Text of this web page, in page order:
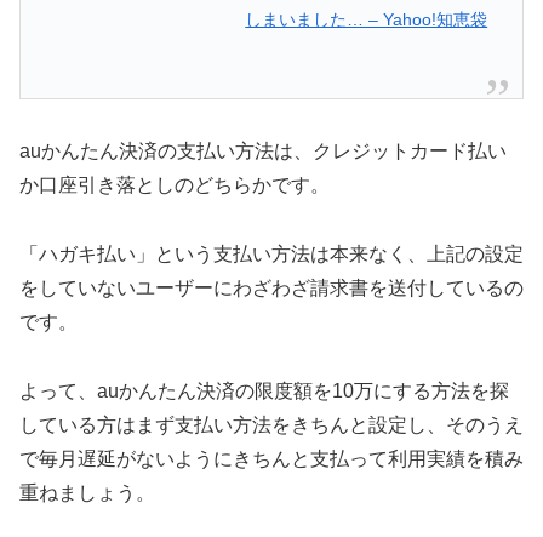
しまいました… – Yahoo!知恵袋
auかんたん決済の支払い方法は、クレジットカード払い
か口座引き落としのどちらかです。
「ハガキ払い」という支払い方法は本来なく、上記の設定
をしていないユーザーにわざわざ請求書を送付しているの
です。
よって、auかんたん決済の限度額を10万にする方法を探
している方はまず支払い方法をきちんと設定し、そのうえ
で毎月遅延がないようにきちんと支払って利用実績を積み
重ねましょう。